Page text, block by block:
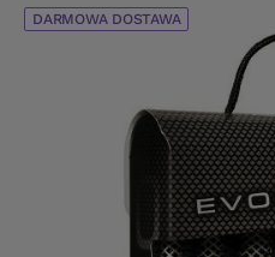
DARMOWA DOSTAWA